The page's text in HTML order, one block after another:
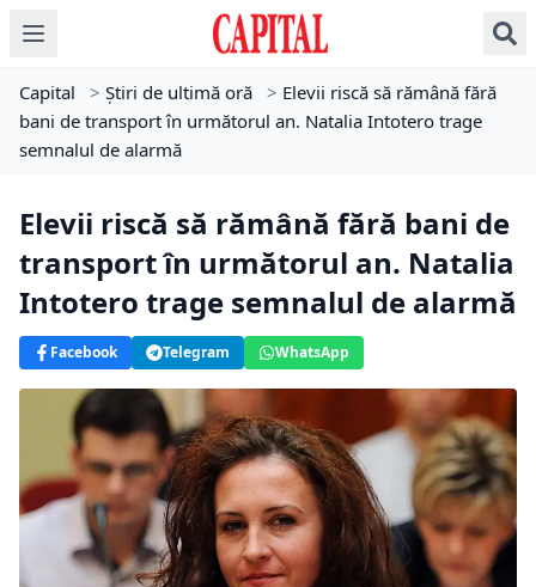
Capital > Știri de ultimă oră > Elevii riscă să rămână fără
bani de transport în următorul an. Natalia Intotero trage
semnalul de alarmă
Elevii riscă să rămână fără bani de
transport în următorul an. Natalia
Intotero trage semnalul de alarmă
Facebook Telegram WhatsApp